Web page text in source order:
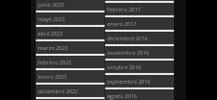
junio 2023
mayo 2023
abril 2023
marzo 2023
febrero 2023
enero 2023
diciembre 2022
febrero 2017
enero 2017
diciembre 2016
noviembre 2016
octubre 2016
septiembre 2016
agosto 2016